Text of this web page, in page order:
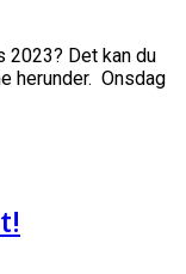
2023? Det kan du
herunder. Onsdag